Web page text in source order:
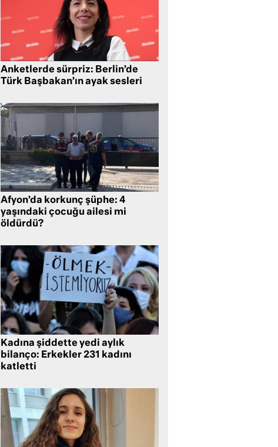
Anketlerde sürpriz: Berlin’de
Türk Başbakan’ın ayak sesleri
Afyon’da korkunç şüphe: 4
yaşındaki çocuğu ailesi mi
öldürdü?
Kadına şiddette yedi aylık
bilanço: Erkekler 231 kadını
katletti